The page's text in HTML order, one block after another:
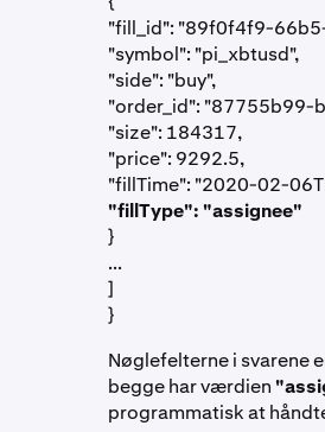
"fill_id": "89f0f4f9-
"symbol": "pi_xbtusd",
"side": "buy",
"order_id":
"size": 184317,
"price": 9292.5,
"fillTime": "2020-02-
"fillType": "assignee"
}
...
]
}
Nøglefelterne i svarene
begge har værdien
programmatisk at